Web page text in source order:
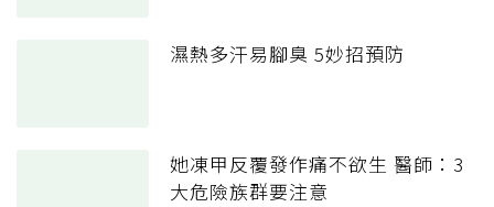
濕熱多汗易腳臭 5妙招預防
她凍甲反覆發作痛不欲生 醫師：3
大危險族群要注意